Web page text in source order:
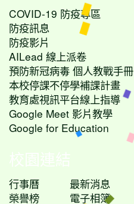
COVID-19 防疫專區
防疫訊息
防疫影片
AILead 線上派卷
預防新冠病毒 個人教戰手冊
本校停課不停學補課計畫
教育處視訊平台線上指導
Google Meet 影片教學
Google for Education
校園連結
行事曆
最新消息
榮譽榜
電子相簿